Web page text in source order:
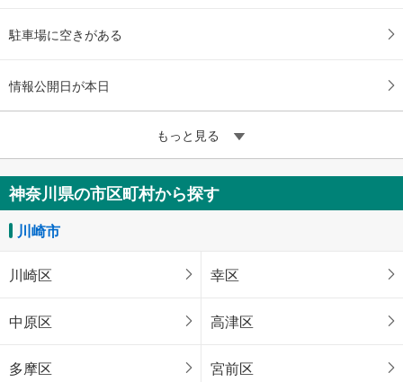
駐車場に空きがある
情報公開日が本日
もっと見る
神奈川県の市区町村から探す
川崎市
川崎区 幸区
中原区 高津区
多摩区 宮前区